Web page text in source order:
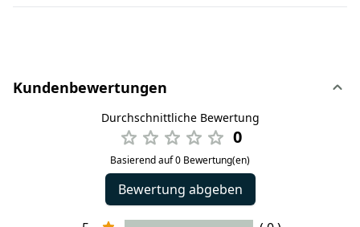
Kundenbewertungen
Durchschnittliche Bewertung
0
Basierend auf 0 Bewertung(en)
Bewertung abgeben